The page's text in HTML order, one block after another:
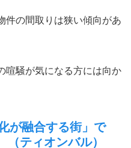
件の間取りは狭い傾向があ
喧騒が気になる方には向か
が融合する街」で
ティオンバル）